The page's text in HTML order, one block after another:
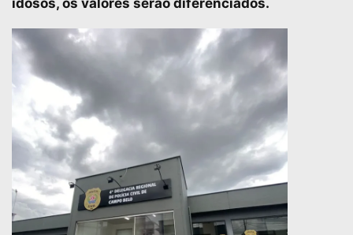
idosos, os valores serão diferenciados.